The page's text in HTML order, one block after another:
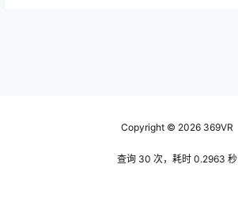
Copyright © 2026 369VR
查询 30 次，耗时 0.2963 秒